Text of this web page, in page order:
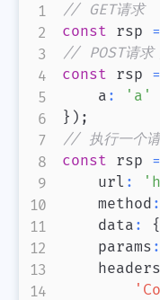
// GET请求
const rsp =
// POST请求
const rsp =
    a
:
'a'
} ) ;
// 执行一个
const rsp =
    url
:
    method
:
    data
: {
    params
:
    headers